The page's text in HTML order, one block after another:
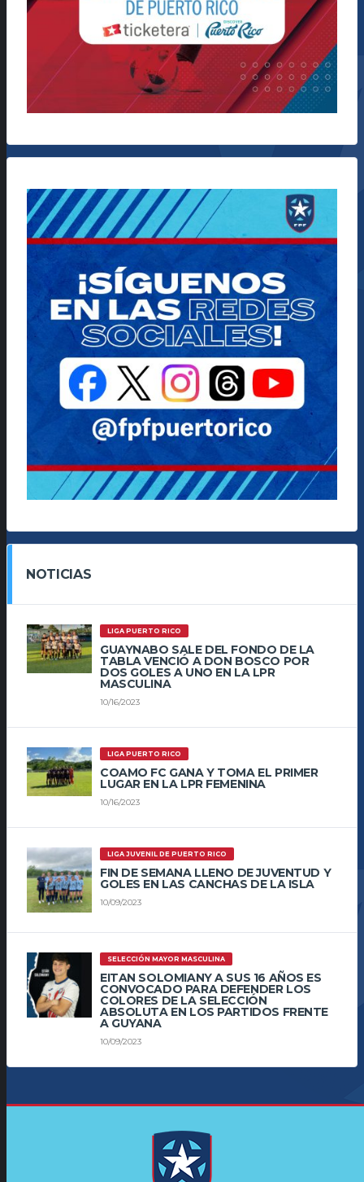
NOTICIAS
LIGA PUERTO RICO
GUAYNABO SALE DEL FONDO DE LA
TABLA VENCIÓ A DON BOSCO POR
DOS GOLES A UNO EN LA LPR
MASCULINA
10/16/2023
LIGA PUERTO RICO
COAMO FC GANA Y TOMA EL PRIMER
LUGAR EN LA LPR FEMENINA
10/16/2023
LIGA JUVENIL DE PUERTO RICO
FIN DE SEMANA LLENO DE JUVENTUD Y
GOLES EN LAS CANCHAS DE LA ISLA
10/09/2023
SELECCIÓN MAYOR MASCULINA
EITAN SOLOMIANY A SUS 16 AÑOS ES
CONVOCADO PARA DEFENDER LOS
COLORES DE LA SELECCIÓN
ABSOLUTA EN LOS PARTIDOS FRENTE
A GUYANA
10/09/2023